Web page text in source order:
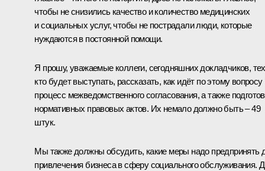
чтобы не снизились качество и количество медицинских
и социальных услуг, чтобы не пострадали люди, которые
нуждаются в постоянной помощи.
Я прошу, уважаемые коллеги, сегодняшних докладчиков,
кто будет выступать, рассказать, как идёт по этому вопросу
процесс межведомственного согласования, а также
нормативных правовых актов. Их немало должно быть – 49
штук.
Мы также должны обсудить, какие меры надо предпринять
привлечения бизнеса в сферу социального обслуживания.